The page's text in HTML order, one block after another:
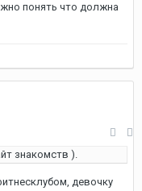
понять что должна
знакомств ).
девочку